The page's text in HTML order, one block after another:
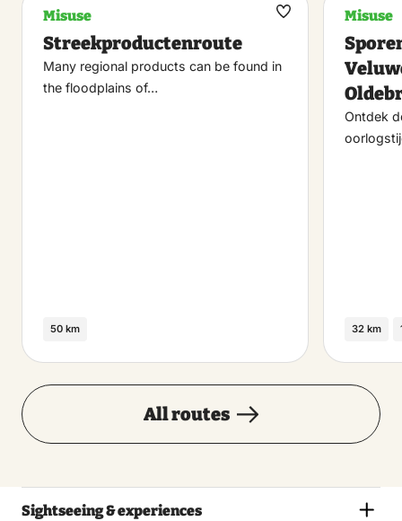
Misuse
Streekproductenroute
Many regional products can be found in
the floodplains of…
50 km
Maak
Misuse
Ontdek
32 km
All routes
Sightseeing & experiences